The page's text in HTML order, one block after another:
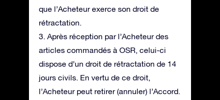
que l’Acheteur exerce son droit de
rétractation.
3. Après réception par l’Acheteur des
articles commandés à OSR, celui-ci
dispose d’un droit de rétractation de 14
jours civils. En vertu de ce droit,
l’Acheteur peut retirer (annuler) l’Accord.